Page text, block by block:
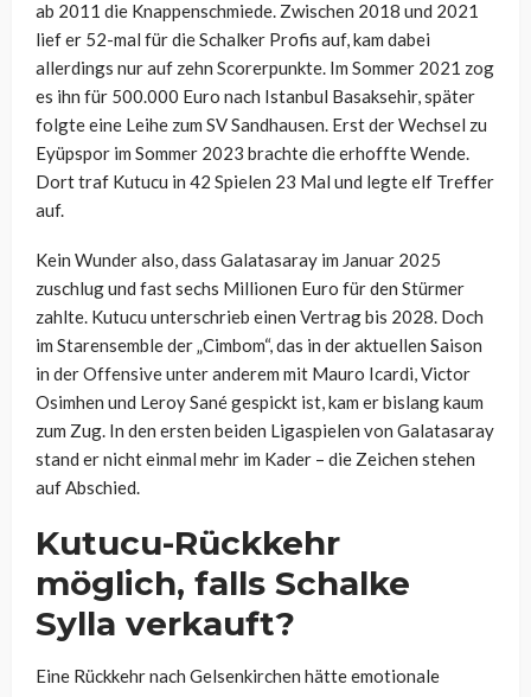
ab 2011 die Knappenschmiede. Zwischen 2018 und 2021
lief er 52-mal für die Schalker Profis auf, kam dabei
allerdings nur auf zehn Scorerpunkte. Im Sommer 2021 zog
es ihn für 500.000 Euro nach Istanbul Basaksehir, später
folgte eine Leihe zum SV Sandhausen. Erst der Wechsel zu
Eyüpspor im Sommer 2023 brachte die erhoffte Wende.
Dort traf Kutucu in 42 Spielen 23 Mal und legte elf Treffer
auf.
Kein Wunder also, dass Galatasaray im Januar 2025
zuschlug und fast sechs Millionen Euro für den Stürmer
zahlte. Kutucu unterschrieb einen Vertrag bis 2028. Doch
im Starensemble der „Cimbom“, das in der aktuellen Saison
in der Offensive unter anderem mit Mauro Icardi, Victor
Osimhen und Leroy Sané gespickt ist, kam er bislang kaum
zum Zug. In den ersten beiden Ligaspielen von Galatasaray
stand er nicht einmal mehr im Kader – die Zeichen stehen
auf Abschied.
Kutucu-Rückkehr
möglich, falls Schalke
Sylla verkauft?
Eine Rückkehr nach Gelsenkirchen hätte emotionale